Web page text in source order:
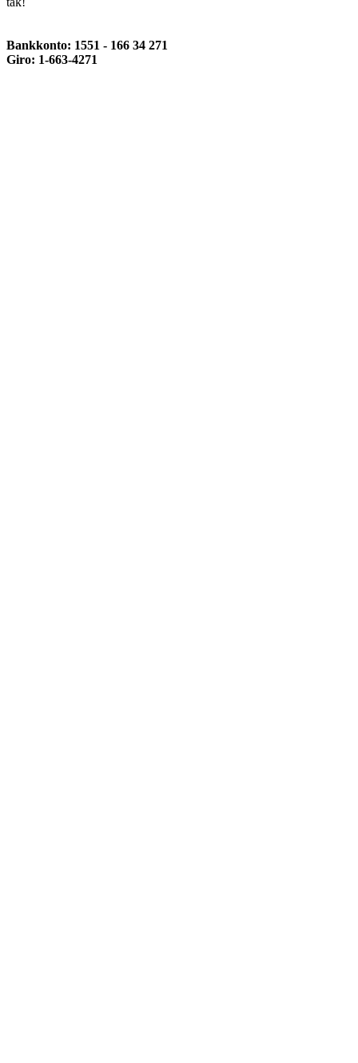
Bankkonto: 1551 - 166 34 271
Giro: 1-663-4271